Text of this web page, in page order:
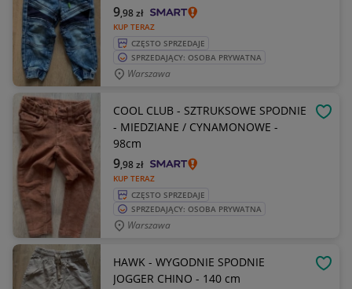
KUP TERAZ
9,98zł
CZĘSTO SPRZEDAJE
SPRZEDAJĄCY: OSOBA PRYWATNA
Warszawa
COOL CLUB - SZTRUKSOWE SPODNIE
- MIEDZIANE / CYNAMONOWE -
98cm
KUP TERAZ
9,98zł
CZĘSTO SPRZEDAJE
SPRZEDAJĄCY: OSOBA PRYWATNA
Warszawa
HAWK - WYGODNIE SPODNIE
JOGGER CHINO - 140 cm